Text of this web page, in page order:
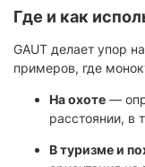
Где и как
GAUT делает упор
примеров, где
На охоте —
расстоянии, в
В туризме и